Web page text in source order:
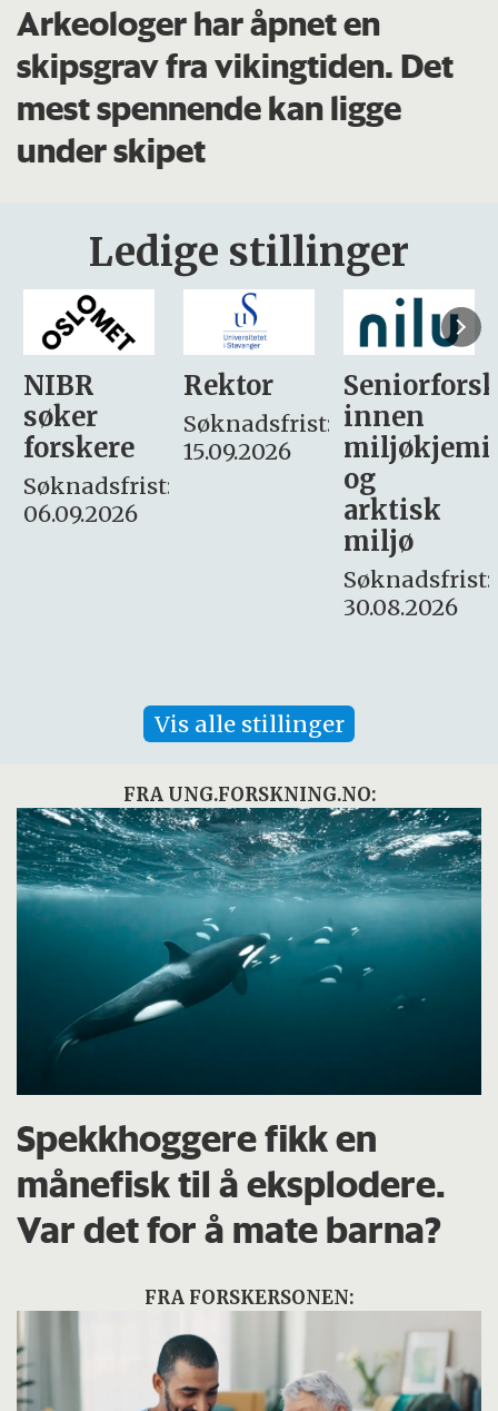
Arkeologer har åpnet en
skipsgrav fra vikingtiden. Det
mest spennende kan ligge
under skipet
Ledige stillinger
Rektor
Søknadsfrist:
15.09.2026
Seniorforsker
innen
miljøkjemi
søker
– fast
Søknadsfrist:
16. august.
Vis alle stillinger
FRA UNG.FORSKNING.NO:
Spekkhoggere fikk en
månefisk til å eksplodere.
Var det for å mate barna?
FRA FORSKERSONEN: